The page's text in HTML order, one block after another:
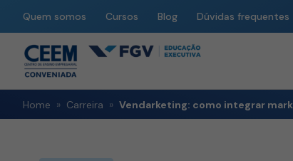
Quem somos Cursos Blog Dúvidas frequentes
Home » Carreira » Vendarketing: como integrar